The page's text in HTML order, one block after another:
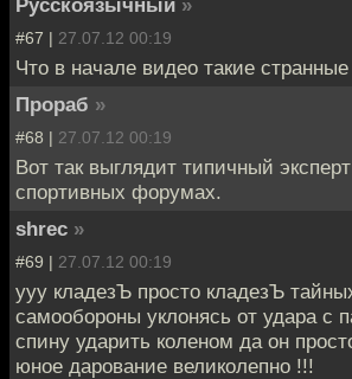
#67 | 27.07.12 00:19
Что в начале видео такие странные
Прораб »
#68 | 27.07.12 00:19
Вот так выглядит типичный
спортивных форумах.
shrec »
#69 | 27.07.12 00:19
ууу кладезЪ просто кладезЪ
самообороны уклонясь от удара с
спину ударить коленом да он
юное дарование великолепно !!!